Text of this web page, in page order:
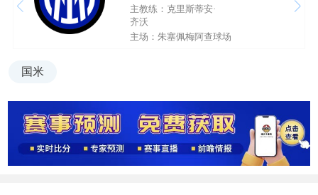
主教练：克里斯蒂安·
齐沃
主场：朱塞佩梅阿查球场
国米